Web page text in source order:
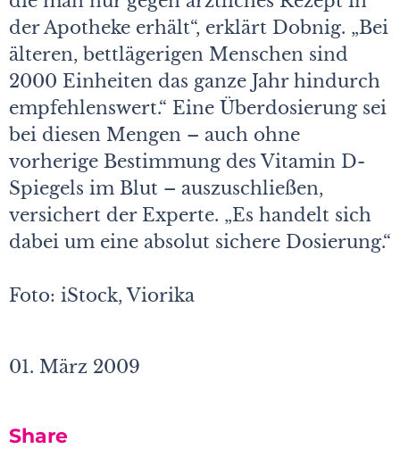
der Apotheke erhält“, erklärt Dobnig. „Bei
älteren, bettlägerigen Menschen sind
2000 Einheiten das ganze Jahr hindurch
empfehlenswert.“ Eine Überdosierung sei
bei diesen Mengen – auch ohne
vorherige Bestimmung des Vitamin D-
Spiegels im Blut – auszuschließen,
versichert der Experte. „Es handelt sich
dabei um eine absolut sichere Dosierung.“
Foto: iStock, Viorika
01. März 2009
Share